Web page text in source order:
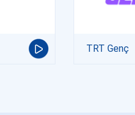
TRT Genç